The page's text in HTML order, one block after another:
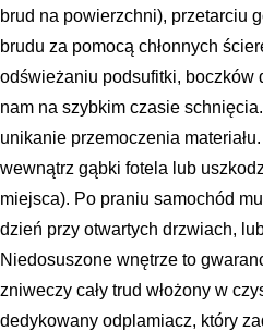
brud na powierzchni), przetarciu
brudu za pomocą chłonnych
odświeżaniu podsufitki, boczków
nam na szybkim czasie
unikanie przemoczenia
wewnątrz gąbki fotela lub
miejsca). Po praniu samochód
dzień przy otwartych drzwiach,
Niedosuszone wnętrze to
zniweczy cały trud włożony w
dedykowany odplamiacz, który